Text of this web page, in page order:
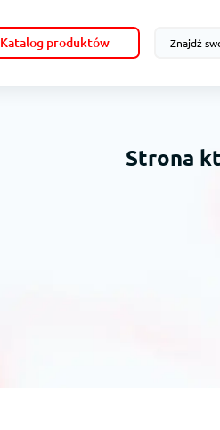
Katalog produktów
Strona